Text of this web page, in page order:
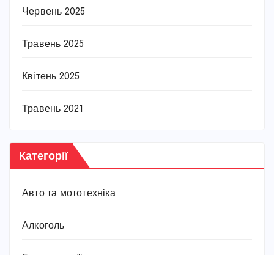
Червень 2025
Травень 2025
Квітень 2025
Травень 2021
Категорії
Авто та мототехніка
Алкоголь